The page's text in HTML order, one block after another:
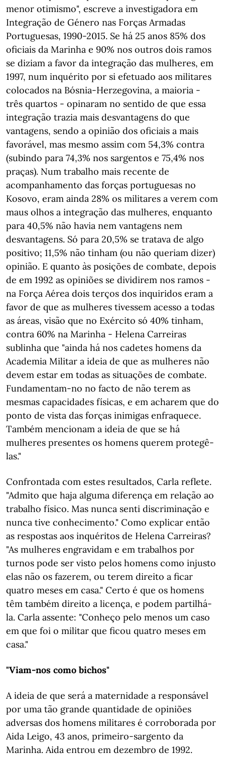
menor otimismo", escreve a investigadora em
Integração de Género nas Forças Armadas
Portuguesas, 1990-2015. Se há 25 anos 85% dos
oficiais da Marinha e 90% nos outros dois ramos
se diziam a favor da integração das mulheres, em
1997, num inquérito por si efetuado aos militares
colocados na Bósnia-Herzegovina, a maioria -
três quartos - opinaram no sentido de que essa
integração trazia mais desvantagens do que
vantagens, sendo a opinião dos oficiais a mais
favorável, mas mesmo assim com 54,3% contra
(subindo para 74,3% nos sargentos e 75,4% nos
praças). Num trabalho mais recente de
acompanhamento das forças portuguesas no
Kosovo, eram ainda 28% os militares a verem com
maus olhos a integração das mulheres, enquanto
para 40,5% não havia nem vantagens nem
desvantagens. Só para 20,5% se tratava de algo
positivo; 11,5% não tinham (ou não queriam dizer)
opinião. E quanto às posições de combate, depois
de em 1992 as opiniões se dividirem nos ramos -
na Força Aérea dois terços dos inquiridos eram a
favor de que as mulheres tivessem acesso a todas
as áreas, visão que no Exército só 40% tinham,
contra 60% na Marinha - Helena Carreiras
sublinha que "ainda há nos cadetes homens da
Academia Militar a ideia de que as mulheres não
devem estar em todas as situações de combate.
Fundamentam-no no facto de não terem as
mesmas capacidades físicas, e em acharem que do
ponto de vista das forças inimigas enfraquece.
Também mencionam a ideia de que se há
mulheres presentes os homens querem protegê-
las."
Confrontada com estes resultados, Carla reflete.
"Admito que haja alguma diferença em relação ao
trabalho físico. Mas nunca senti discriminação e
nunca tive conhecimento." Como explicar então
as respostas aos inquéritos de Helena Carreiras?
"As mulheres engravidam e em trabalhos por
turnos pode ser visto pelos homens como injusto
elas não os fazerem, ou terem direito a ficar
quatro meses em casa." Certo é que os homens
têm também direito a licença, e podem partilhá-
la. Carla assente: "Conheço pelo menos um caso
em que foi o militar que ficou quatro meses em
casa."
"Viam-nos como bichos"
A ideia de que será a maternidade a responsável
por uma tão grande quantidade de opiniões
adversas dos homens militares é corroborada por
Aida Leigo, 43 anos, primeiro-sargento da
Marinha. Aida entrou em dezembro de 1992.